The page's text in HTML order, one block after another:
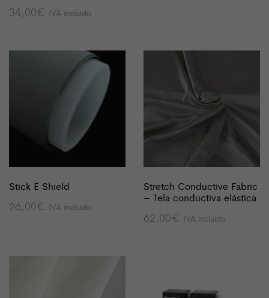
34,00€ IVA incluido
Stick E Shield
26,00€ IVA incluido
Stretch Conductive Fabric
– Tela conductiva elástica
62,00€ IVA incluido